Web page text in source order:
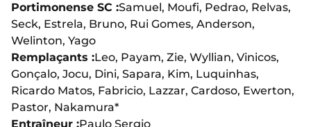
Portimonense SC :Samuel, Moufi, Pedrao, Relvas,
Seck, Estrela, Bruno, Rui Gomes, Anderson,
Welinton, Yago
Remplaçants :Leo, Payam, Zie, Wyllian, Vinicos,
Gonçalo, Jocu, Dini, Sapara, Kim, Luquinhas,
Ricardo Matos, Fabricio, Lazzar, Cardoso, Ewerton,
Pastor, Nakamura*
Entraîneur :Paulo Sergio